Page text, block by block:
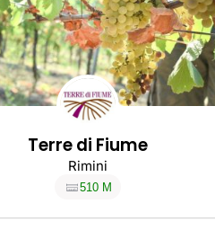
Terre di Fiume
Rimini
510 M